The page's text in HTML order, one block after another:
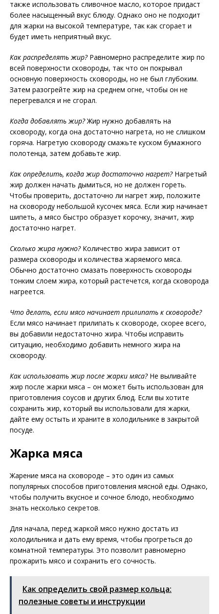
также использовать сливочное масло, которое придаст
более насыщенный вкус блюду. Однако оно не подходит
для жарки на высокой температуре, так как сгорает и
будет иметь неприятный вкус.
Как распределять жир?Равномерно распределите жир по
всей поверхности сковороды, так что он покрывал
основную поверхность сковороды, но не был глубоким.
Затем разогрейте жир на среднем огне, чтобы он не
перегревался и не сгорал.
Когда добавлять жир?Жир нужно добавлять на
сковороду, когда она достаточно нагрета, но не слишком
горяча. Нагретую сковороду смажьте куском бумажного
полотенца, затем добавьте жир.
Как определить, когда жир достаточно нагрет?Нагретый
жир должен начать дымиться, но не должен гореть.
Чтобы проверить, достаточно ли нагрет жир, положите
на сковороду небольшой кусочек мяса. Если жир начинает
шипеть, а мясо быстро образует корочку, значит, жир
достаточно нагрет.
Сколько жира нужно?Количество жира зависит от
размера сковороды и количества жаряемого мяса.
Обычно достаточно смазать поверхность сковороды
тонким слоем жира, который растечется, когда сковорода
нагреется.
Что делать, если мясо начинает прилипать к сковороде?
Если мясо начинает прилипать к сковороде, скорее всего,
вы добавили недостаточно жира. Чтобы исправить
ситуацию, необходимо добавить немного жира на
сковороду.
Как использовать жир после жарки мяса?Не выливайте
жир после жарки мяса – он может быть использован для
приготовления соусов и других блюд. Если вы хотите
сохранить жир, который вы использовали для жарки,
дайте ему остыть и храните в холодильнике в закрытой
посуде.
Жарка мяса
Жарение мяса на сковороде – это один из самых
популярных способов приготовления мясной еды. Однако,
чтобы получить вкусное и сочное блюдо, необходимо
знать несколько секретов.
Для начала, перед жаркой мясо нужно достать из
холодильника и дать ему время, чтобы прогреться до
комнатной температуры. Это позволит равномерно
прожарить мясо и сохранить его сочность.
Как определить свой размер кольца:
полезные советы и инструкции